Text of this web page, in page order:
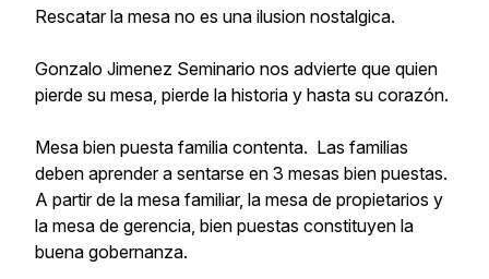
Rescatar la mesa no es una ilusion nostalgica.
Gonzalo Jimenez Seminario nos advierte que quien
pierde su mesa, pierde la historia y hasta su corazón.
Mesa bien puesta familia contenta. Las familias
deben aprender a sentarse en 3 mesas bien puestas.
A partir de la mesa familiar, la mesa de propietarios y
la mesa de gerencia, bien puestas constituyen la
buena gobernanza.